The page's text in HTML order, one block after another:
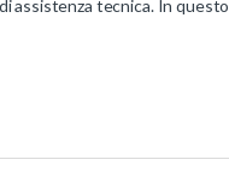
assistenza tecnica. In questo